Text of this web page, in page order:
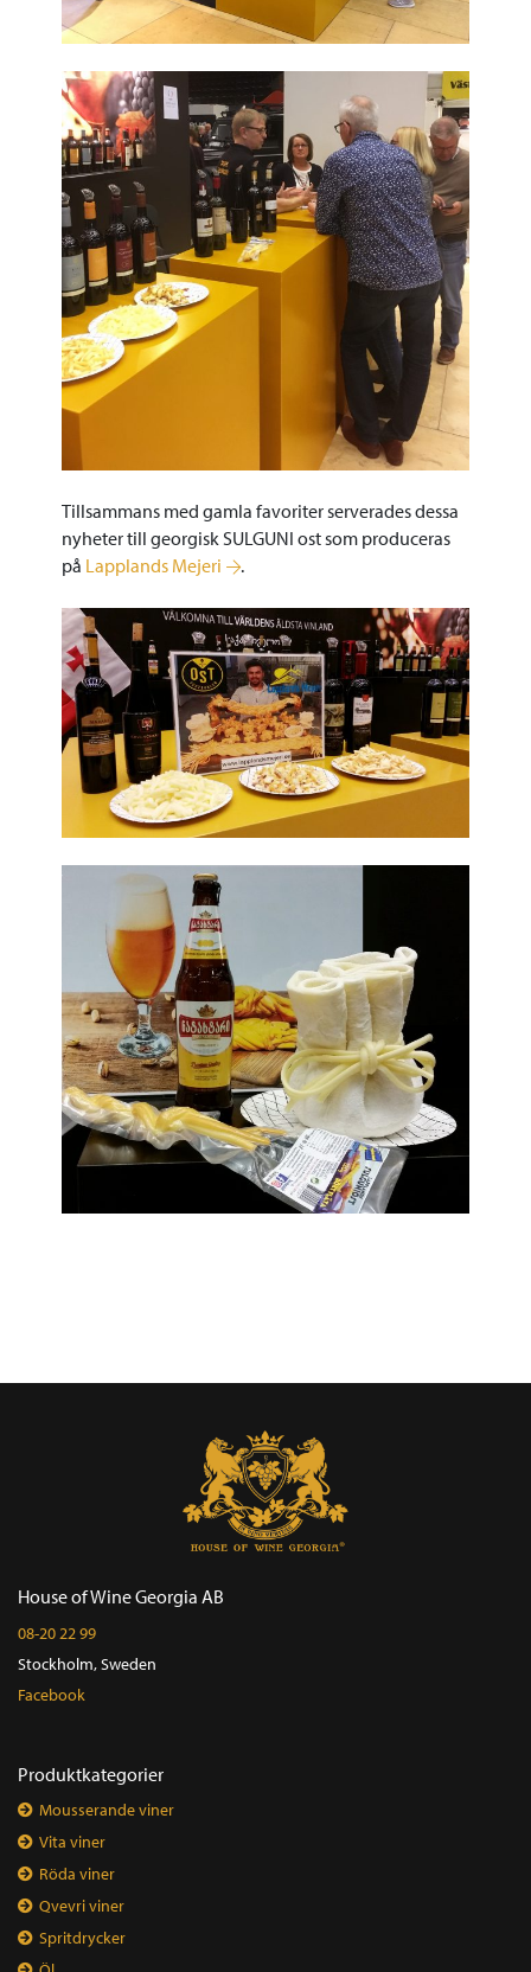
Tillsammans med gamla favoriter serverades dessa
nyheter till georgisk SULGUNI ost som produceras
på Lapplands Mejeri .
House of Wine Georgia AB
08-20 22 99
Stockholm, Sweden
Facebook
Produktkategorier
Mousserande viner
Vita viner
Röda viner
Qvevri viner
Spritdrycker